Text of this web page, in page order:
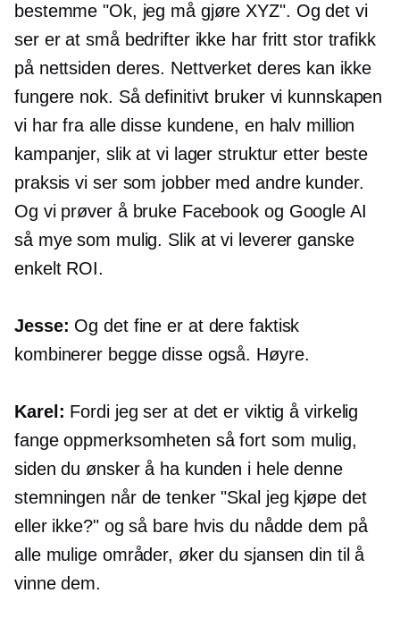
bestemme "Ok, jeg må gjøre XYZ". Og det vi
ser er at små bedrifter ikke har fritt stor trafikk
på nettsiden deres. Nettverket deres kan ikke
fungere nok. Så definitivt bruker vi kunnskapen
vi har fra alle disse kundene, en halv million
kampanjer, slik at vi lager struktur etter beste
praksis vi ser som jobber med andre kunder.
Og vi prøver å bruke Facebook og Google AI
så mye som mulig. Slik at vi leverer ganske
enkelt ROI.
Jesse: Og det fine er at dere faktisk
kombinerer begge disse også. Høyre.
Karel: Fordi jeg ser at det er viktig å virkelig
fange oppmerksomheten så fort som mulig,
siden du ønsker å ha kunden i hele denne
stemningen når de tenker "Skal jeg kjøpe det
eller ikke?" og så bare hvis du nådde dem på
alle mulige områder, øker du sjansen din til å
vinne dem.